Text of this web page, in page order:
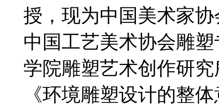
授，现为中国美术家
中国工艺美术协会雕
学院雕塑艺术创作研
《环境雕塑设计的整